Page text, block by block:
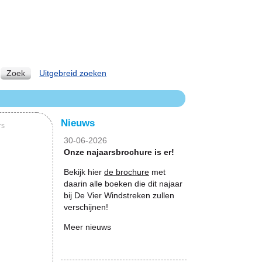
Nieuws
30-06-2026
Onze najaarsbrochure is er!
Bekijk hier de brochure met
daarin alle boeken die dit najaar
bij De Vier Windstreken zullen
verschijnen!
Meer nieuws
Zoek Uitgebreid zoeken